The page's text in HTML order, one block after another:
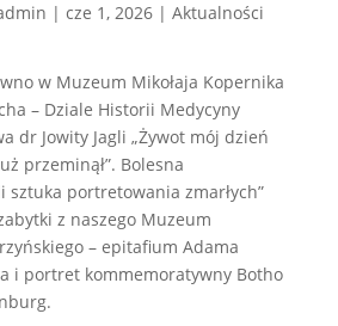
| cze 1, 2026| Aktualności
w Muzeum Mikołaja Kopernika
– Dziale Historii Medycyny
dr Jowity Jagli „Żywot mój dzień
przeminął”. Bolesna
sztuka portretowania zmarłych”
z naszego Muzeum
– epitafium Adama
i portret kommemoratywny Botho